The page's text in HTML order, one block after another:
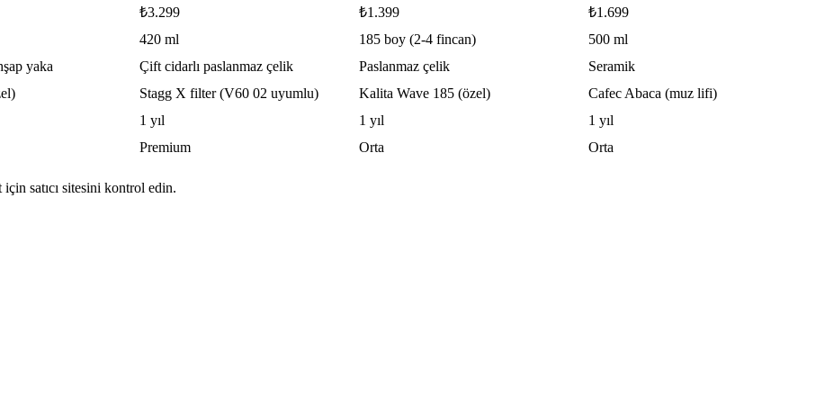
₺3.299 ₺1.399
₺1.699
420 ml 185 boy (2-4 fincan)
500 ml
yaka Çift cidarlı paslanmaz çelik Paslanmaz çelik
Seramik
Stagg X filter (V60 02 uyumlu) Kalita Wave 185 (özel)
Cafec Abaca (muz lifi)
1 yıl 1 yıl
1 yıl
Premium Orta Orta
satıcı sitesini kontrol edin.